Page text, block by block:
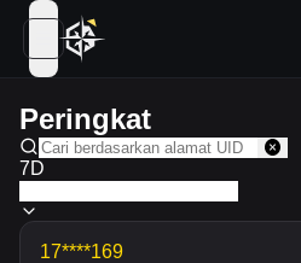
open navigation menu
Peringkat
7D
17****169